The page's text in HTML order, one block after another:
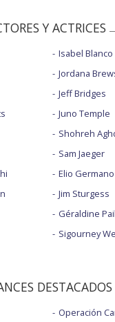
Y ACTRICES
Isabel Blanco
Jordana
Jeff Bridges
Juno Temple
Shohreh
Sam Jaeger
Elio Germano
Jim Sturgess
Géraldine
Sigourney
DESTACADOS
Operación